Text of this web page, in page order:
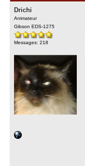
Drichi
Animateur
Gibson EDS-1275
Messages: 218